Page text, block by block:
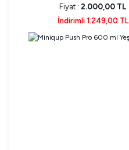
Fiyat : 2.000,00 TL
İndirimli 1.249,00 TL